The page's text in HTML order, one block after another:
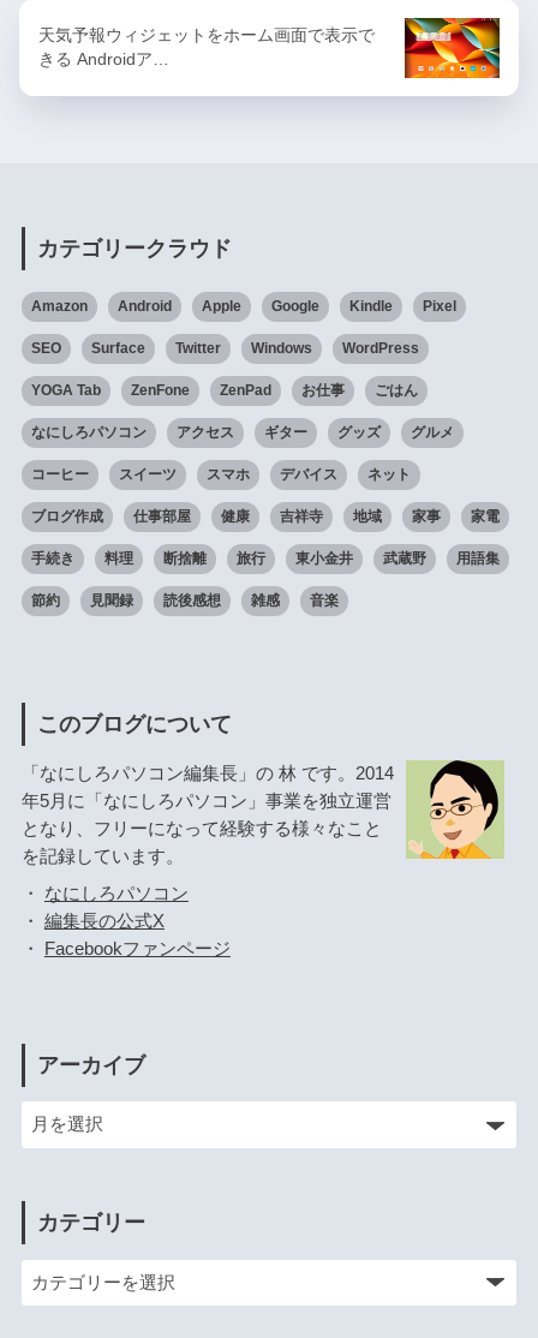
天気予報ウィジェットをホーム画面で表示で
きる Androidア…
カテゴリークラウド
Amazon Android Apple Google Kindle Pixel
SEO Surface Twitter Windows WordPress
YOGA Tab ZenFone ZenPad お仕事 ごはん
なにしろパソコン アクセス ギター グッズ グルメ
コーヒー スイーツ スマホ デバイス ネット
ブログ作成 仕事部屋 健康 吉祥寺 地域 家事 家電
手続き 料理 断捨離 旅行 東小金井 武蔵野 用語集
節約 見聞録 読後感想 雑感 音楽
このブログについて
「なにしろパソコン編集長」の 林 です。2014
年5月に「なにしろパソコン」事業を独立運営
となり、フリーになって経験する様々なこと
を記録しています。
・ なにしろパソコン
・ 編集長の公式X
・
Facebookファンページ
アーカイブ
カテゴリー